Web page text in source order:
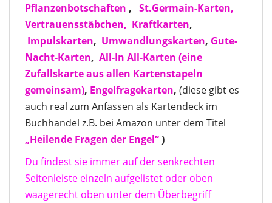
Pflanzenbotschaften , St.Germain-Karten,
Vertrauensstäbchen, Kraftkarten,
Impulskarten, Umwandlungskarten, Gute-
Nacht-Karten, All-In All-Karten (eine
Zufallskarte aus allen Kartenstapeln
gemeinsam), Engelfragekarten, (diese gibt es
auch real zum Anfassen als Kartendeck im
Buchhandel z.B. bei Amazon unter dem Titel
„Heilende Fragen der Engel“)
Du findest sie immer auf der senkrechten
Seitenleiste einzeln aufgelistet oder oben
waagerecht oben unter dem Überbegriff